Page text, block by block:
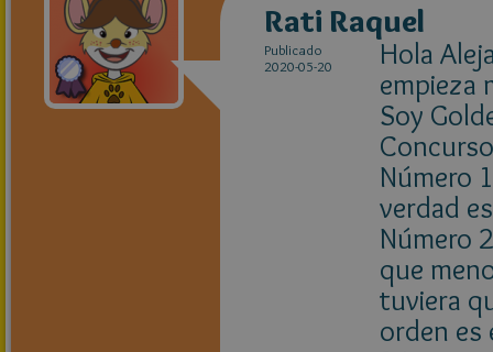
Rati Raquel
Publicado
2020-05-20
Hola
empieza
Soy
Número
verdad
Número
que
tuviera
orden es